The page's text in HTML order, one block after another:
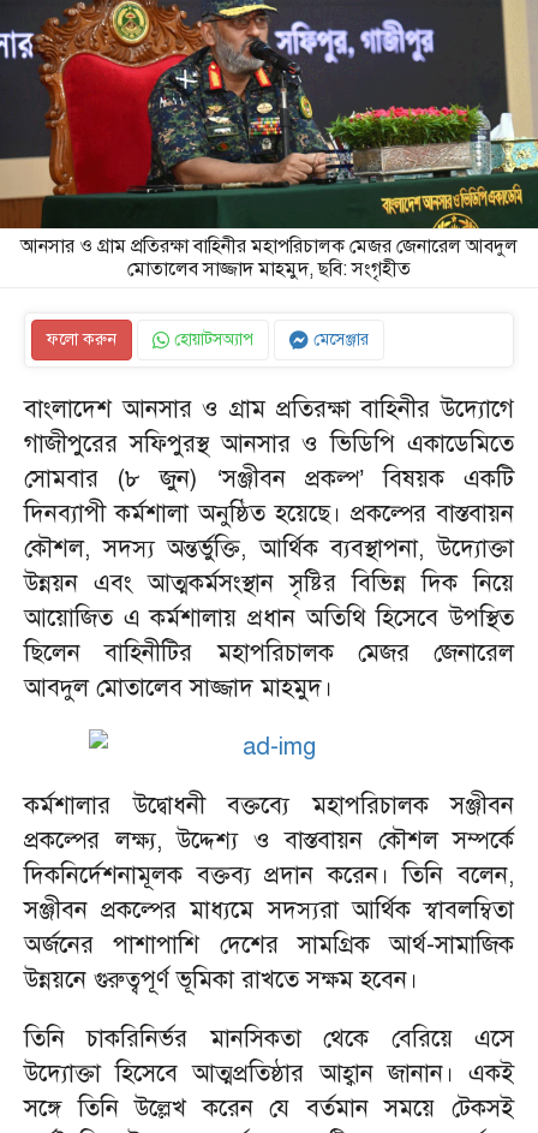
আনসার ও গ্রাম প্রতিরক্ষা বাহিনীর মহাপরিচালক মেজর জেনারেল আবদুল
মোতালেব সাজ্জাদ মাহমুদ, ছবি: সংগৃহীত
ফলো করুন হোয়াটসঅ্যাপ মেসেঞ্জার
বাংলাদেশ আনসার ও গ্রাম প্রতিরক্ষা বাহিনীর উদ্যোগে
গাজীপুরের সফিপুরস্থ আনসার ও ভিডিপি একাডেমিতে
সোমবার (৮ জুন) ‘সঞ্জীবন প্রকল্প’ বিষয়ক একটি
দিনব্যাপী কর্মশালা অনুষ্ঠিত হয়েছে। প্রকল্পের বাস্তবায়ন
কৌশল, সদস্য অন্তর্ভুক্তি, আর্থিক ব্যবস্থাপনা, উদ্যোক্তা
উন্নয়ন এবং আত্মকর্মসংস্থান সৃষ্টির বিভিন্ন দিক নিয়ে
আয়োজিত এ কর্মশালায় প্রধান অতিথি হিসেবে উপস্থিত
ছিলেন বাহিনীটির মহাপরিচালক মেজর জেনারেল
আবদুল মোতালেব সাজ্জাদ মাহমুদ।
কর্মশালার উদ্বোধনী বক্তব্যে মহাপরিচালক সঞ্জীবন
প্রকল্পের লক্ষ্য, উদ্দেশ্য ও বাস্তবায়ন কৌশল সম্পর্কে
দিকনির্দেশনামূলক বক্তব্য প্রদান করেন। তিনি বলেন,
সঞ্জীবন প্রকল্পের মাধ্যমে সদস্যরা আর্থিক স্বাবলম্বিতা
অর্জনের পাশাপাশি দেশের সামগ্রিক আর্থ-সামাজিক
উন্নয়নে গুরুত্বপূর্ণ ভূমিকা রাখতে সক্ষম হবেন।
তিনি চাকরিনির্ভর মানসিকতা থেকে বেরিয়ে এসে
উদ্যোক্তা হিসেবে আত্মপ্রতিষ্ঠার আহ্বান জানান। একই
সঙ্গে তিনি উল্লেখ করেন যে বর্তমান সময়ে টেকসই